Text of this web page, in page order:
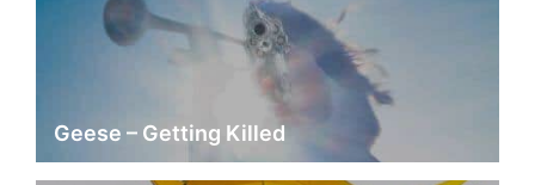
Geese – Getting Killed